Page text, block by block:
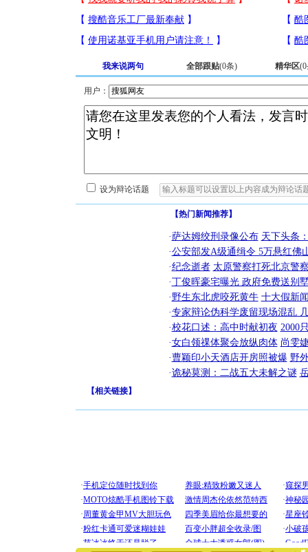
我来说两句 全部跟贴(0条) 精华区(0
用户：
设为辩论话题
【热门新闻推荐】
·萨达姆绞刑录像公布 天下头条
·公安部发A级通缉令 5万悬红佛
·纪念逝者 太原警察打死北京警
·丁俊晖豪宅曝光 政府免费送别
·野生东北虎咬死黄牛 十大假新
·专家辩论伪科学废留现场混乱
·校花口述：高中时献初夜 2000
·女白领祼体聚会放纵肉体 尚雯
·曹颖印小天酒店开房照被爆 野
·诡秘莫测：二战五大未解之谜
【相关链接】
[圣诞节]
你太多
要平安
[圣诞节]
能正大光